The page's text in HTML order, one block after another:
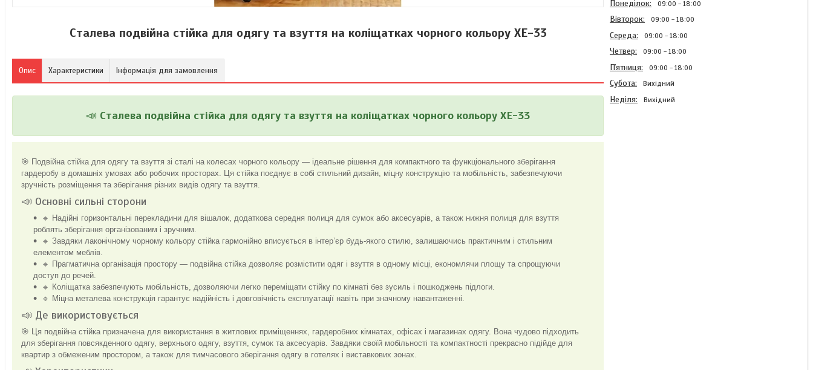
Сталева подвійна стійка для одягу та взуття на коліщатках чорного кольору XE-33
Опис Характеристики Інформація для замовлення
📣 Сталева подвійна стійка для одягу та взуття на коліщатках чорного кольору XE-33
🎯 Подвійна стійка для одягу та взуття зі сталі на колесах чорного кольору — ідеальне рішення для компактного та функціонального зберігання
гардеробу в домашніх умовах або робочих просторах. Ця стійка поєднує в собі стильний дизайн, міцну конструкцію та мобільність, забезпечуючи
зручність розміщення та зберігання різних видів одягу та взуття.
📣 Основні сильні сторони
🔹 Надійні горизонтальні перекладини для вішалок, додаткова середня полиця для сумок або аксесуарів, а також нижня полиця для взуття
роблять зберігання організованим і зручним.
🔹 Завдяки лаконічному чорному кольору стійка гармонійно вписується в інтер’єр будь-якого стилю, залишаючись практичним і стильним
елементом меблів.
🔹 Прагматична організація простору — подвійна стійка дозволяє розмістити одяг і взуття в одному місці, економлячи площу та спрощуючи
доступ до речей.
🔹 Коліщатка забезпечують мобільність, дозволяючи легко переміщати стійку по кімнаті без зусиль і пошкоджень підлоги.
🔹 Міцна металева конструкція гарантує надійність і довговічність експлуатації навіть при значному навантаженні.
📣 Де використовується
🎯 Ця подвійна стійка призначена для використання в житлових приміщеннях, гардеробних кімнатах, офісах і магазинах одягу. Вона чудово підходить
для зберігання повсякденного одягу, верхнього одягу, взуття, сумок та аксесуарів. Завдяки своїй мобільності та компактності прекрасно підійде для
квартир з обмеженим простором, а також для тимчасового зберігання одягу в готелях і виставкових зонах.
Понеділок 09:00 18:00
Вівторок 09:00 18:00
Середа 09:00 18:00
Четвер 09:00 18:00
Пʼятниця 09:00 18:00
Субота Вихідний
Неділя Вихідний